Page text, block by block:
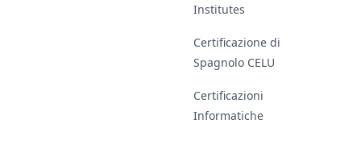
Institutes
Certificazione di
Spagnolo CELU
Certificazioni
Informatiche